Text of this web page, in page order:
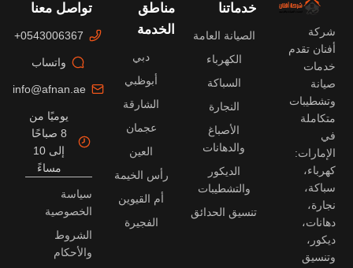
شركة
أفنان تقدم
خدمات
صيانة
وتشطيبات
متكاملة
في
الإمارات:
كهرباء،
سباكة،
نجارة،
دهانات،
ديكور،
وتنسيق
خدماتنا
الصيانة العامة
الكهرباء
السباكة
النجارة
الأصباغ
والدهانات
الديكور
والتشطيبات
تنسيق الحدائق
مناطق
الخدمة
دبي
أبوظبي
الشارقة
عجمان
العين
رأس الخيمة
أم القيوين
الفجيرة
تواصل معنا
0543006367+
واتساب
info@afnan.ae
يوميًا من
8 صباحًا
إلى 10
مساءً
سياسة
الخصوصية
الشروط
والأحكام